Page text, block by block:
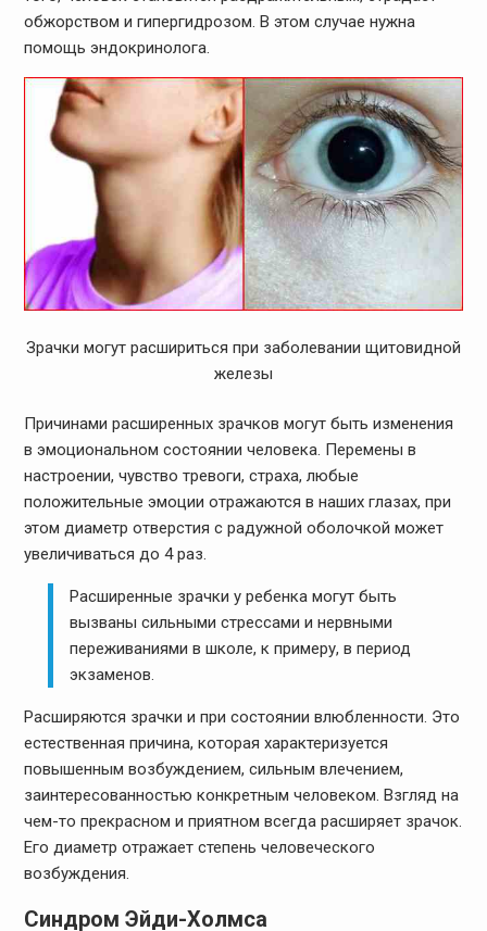
обжорством и гипергидрозом. В этом случае нужна
помощь эндокринолога.
Зрачки могут расшириться при заболевании щитовидной
железы
Причинами расширенных зрачков могут быть изменения
в эмоциональном состоянии человека. Перемены в
настроении, чувство тревоги, страха, любые
положительные эмоции отражаются в наших глазах, при
этом диаметр отверстия с радужной оболочкой может
увеличиваться до 4 раз.
Расширенные зрачки у ребенка могут быть
вызваны сильными стрессами и нервными
переживаниями в школе, к примеру, в период
экзаменов.
Расширяются зрачки и при состоянии влюбленности. Это
естественная причина, которая характеризуется
повышенным возбуждением, сильным влечением,
заинтересованностью конкретным человеком. Взгляд на
чем-то прекрасном и приятном всегда расширяет зрачок.
Его диаметр отражает степень человеческого
возбуждения.
Синдром Эйди-Холмса